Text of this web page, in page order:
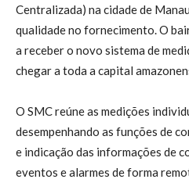
Centralizada) na cidade de
qualidade no fornecimento. O
a receber o novo sistema de
chegar a toda a capital
O SMC reúne as medições
desempenhando as funções de
e indicação das informações de
eventos e alarmes de forma